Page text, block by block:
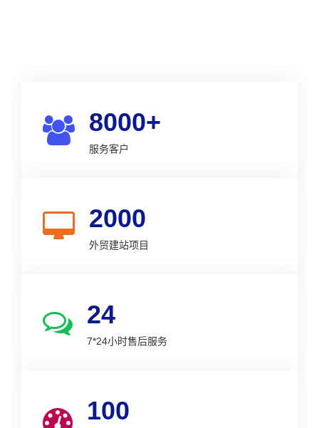
8000+
服务客户
2000
外贸建站项目
24
7*24小时售后服务
100